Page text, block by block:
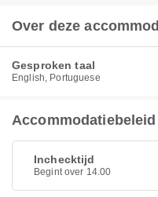
Over deze
Gesproken taal
English, Portuguese
Accommodatiebeleid
Inchecktijd
Begint over 14.00